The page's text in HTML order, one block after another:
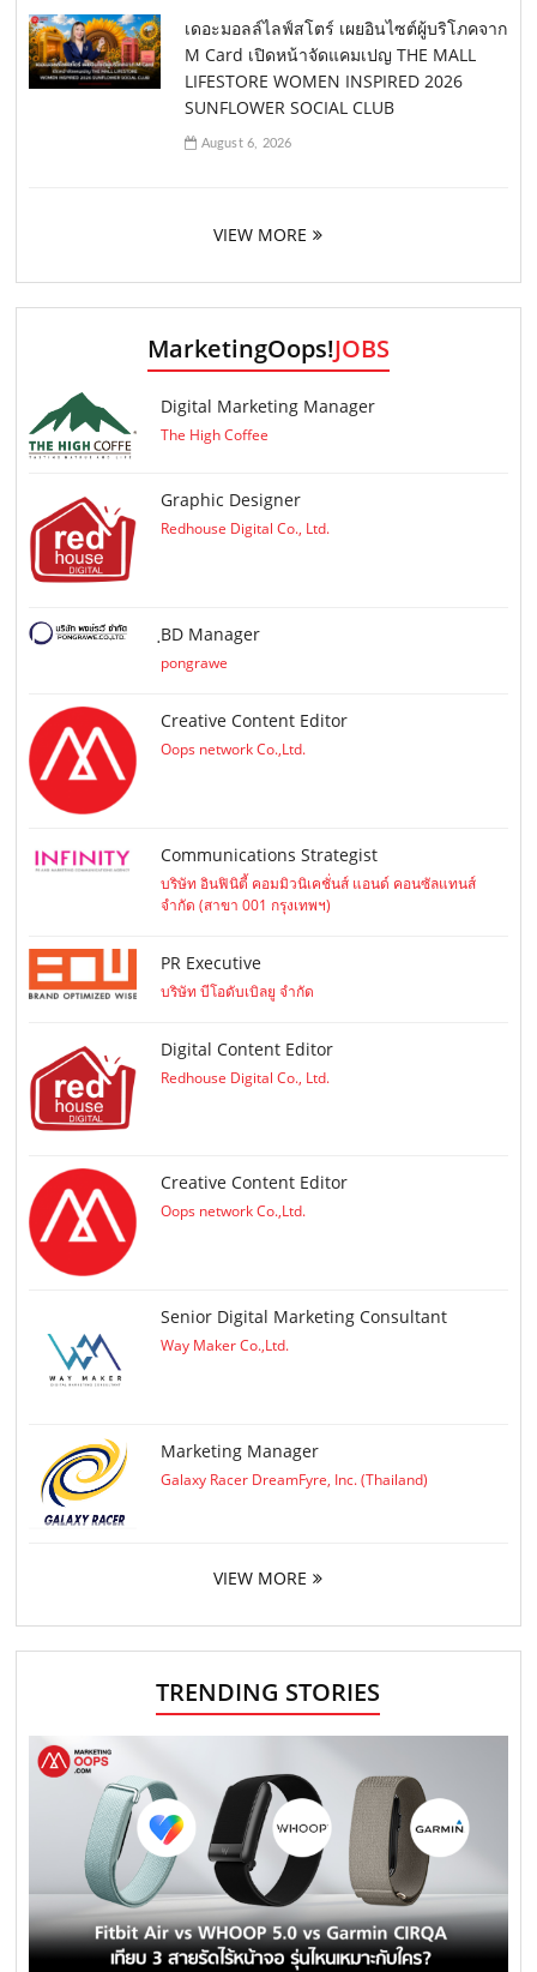
เดอะมอลล์ไลฟ์สโตร์ เผยอินไซต์ผู้บริโภคจาก
M Card เปิดหน้าจัดแคมเปญ THE MALL
LIFESTORE WOMEN INSPIRED 2026
SUNFLOWER SOCIAL CLUB
August 6, 2026
VIEW MORE
MarketingOops!JOBS
Digital Marketing Manager
The High Coffee
Graphic Designer
Redhouse Digital Co., Ltd.
ฺBD Manager
pongrawe
Creative Content Editor
Oops network Co.,Ltd.
Communications Strategist
บริษัท อินฟินิตี้ คอมมิวนิเคชั่นส์ แอนด์ คอนซัลแทนส์
จำกัด (สาขา 001 กรุงเทพฯ)
PR Executive
บริษัท บีโอดับเบิลยู จำกัด
Digital Content Editor
Redhouse Digital Co., Ltd.
Creative Content Editor
Oops network Co.,Ltd.
Senior Digital Marketing Consultant
Way Maker Co.,Ltd.
Marketing Manager
Galaxy Racer DreamFyre, Inc. (Thailand)
VIEW MORE
TRENDING STORIES